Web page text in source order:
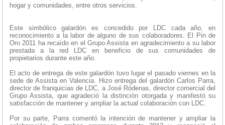
hogar y comunidades, entre otros servicios.
Este simbólico galardón es concedido por LDC cada año, en
reconocimiento a la labor de alguno de sus colaboradores. El Pin de
Oro 2011 ha recaído en el Grupo Assista en agradecimiento a su labor
prestada a la red LDC en beneficio de sus comunidades de
propietarios durante este año.
El acto de entrega de este galardón tuvo lugar el pasado viernes en la
sede de Assista en Valencia. Hizo entrega del galardón Carlos Parra,
director de franquicias de LDC, a José Ródenas, director comercial del
Grupo Assista, que agradeció la distinción otorgada y manifestó su
satisfacción de mantener y ampliar la actual colaboración con LDC.
Por su parte, Parra comentó la intención de mantener y ampliar la